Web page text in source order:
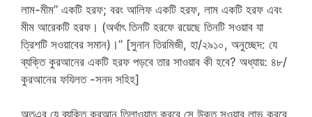
লাম-মীম” একটি হরফ; বরং আলিফ একটি হরফ, লাম একটি হরফ এবং
মীম আরেকটি হরফ। (অর্থাৎ তিনটি হরফে রয়েছে তিনটি সওয়াব যা
ত্রিশটি সওয়াবের সমান)।” [সুনান তিরমিজী, হা/২৯১০, অনুচ্ছেদ: যে
ব্যক্তি কুরআনের একটি হরফ পড়বে তার সাওয়াব কী হবে? অধ্যায়: ৪৮/
কুরআনের ফযিলত -সনদ সহিহ]
অতএব যে ব্যক্তি কুরআন তিলাওয়াত করবে সে উক্ত সওয়াব লাভ করবে